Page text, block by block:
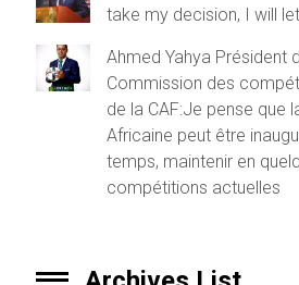
take my decision, I will
Ahmed Yahya Président
Commission des
de la CAF:Je pense que
Africaine peut être
temps, maintenir en
compétitions actuelles